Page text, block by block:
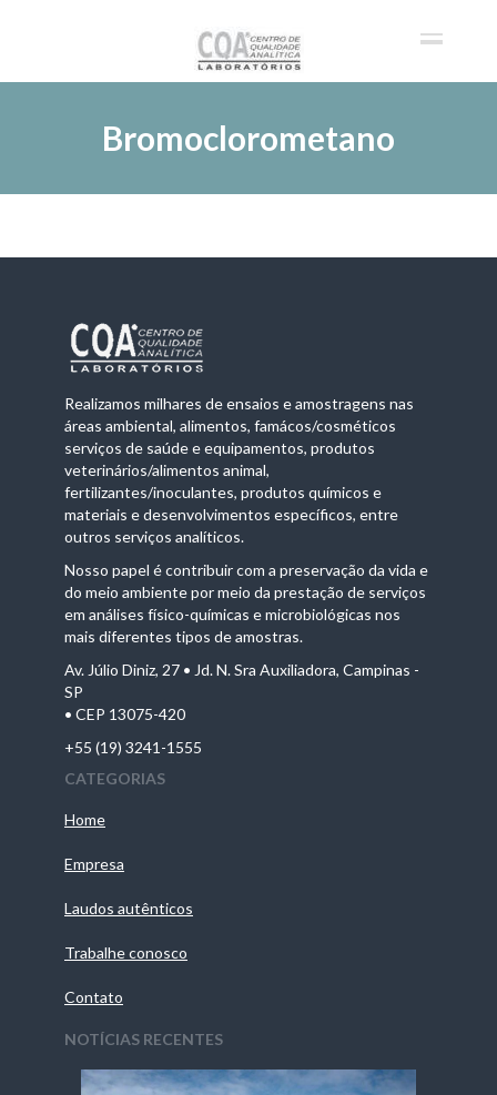
Bromoclorometano
Realizamos milhares de ensaios e amostragens nas
áreas ambiental, alimentos, famácos/cosméticos
serviços de saúde e equipamentos, produtos
veterinários/alimentos animal,
fertilizantes/inoculantes, produtos químicos e
materiais e desenvolvimentos específicos, entre
outros serviços analíticos.
Nosso papel é contribuir com a preservação da vida e
do meio ambiente por meio da prestação de serviços
em análises físico-químicas e microbiológicas nos
mais diferentes tipos de amostras.
Av. Júlio Diniz, 27 • Jd. N. Sra Auxiliadora, Campinas -
SP
• CEP 13075-420
+55 (19) 3241-1555
CATEGORIAS
Home
Empresa
Laudos autênticos
Trabalhe conosco
Contato
NOTÍCIAS RECENTES